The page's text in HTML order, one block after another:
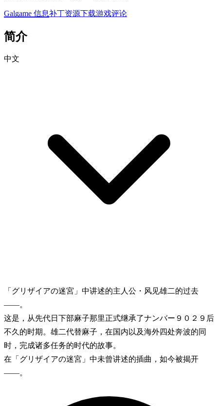
Galgame 信息补丁资源下载游戏评论
简介
中文
「グリザイアの迷宮」中讲述的主人公・风见雄二的过去
——。
这是，从先代日下部麻子那里正式继承了ナンバー９０２９后
不久的时期。雄二代替麻子，在国内以及海外四处奔波的同
时，完成诸多任务的时代的故事。
在「グリザイアの迷宮」中未曾讲述的插曲，如今被揭开
——。